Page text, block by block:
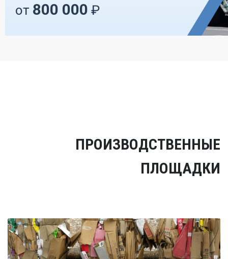
от 800 000 ₽
ПРОИЗВОДСТВЕННЫЕ
ПЛОЩАДКИ